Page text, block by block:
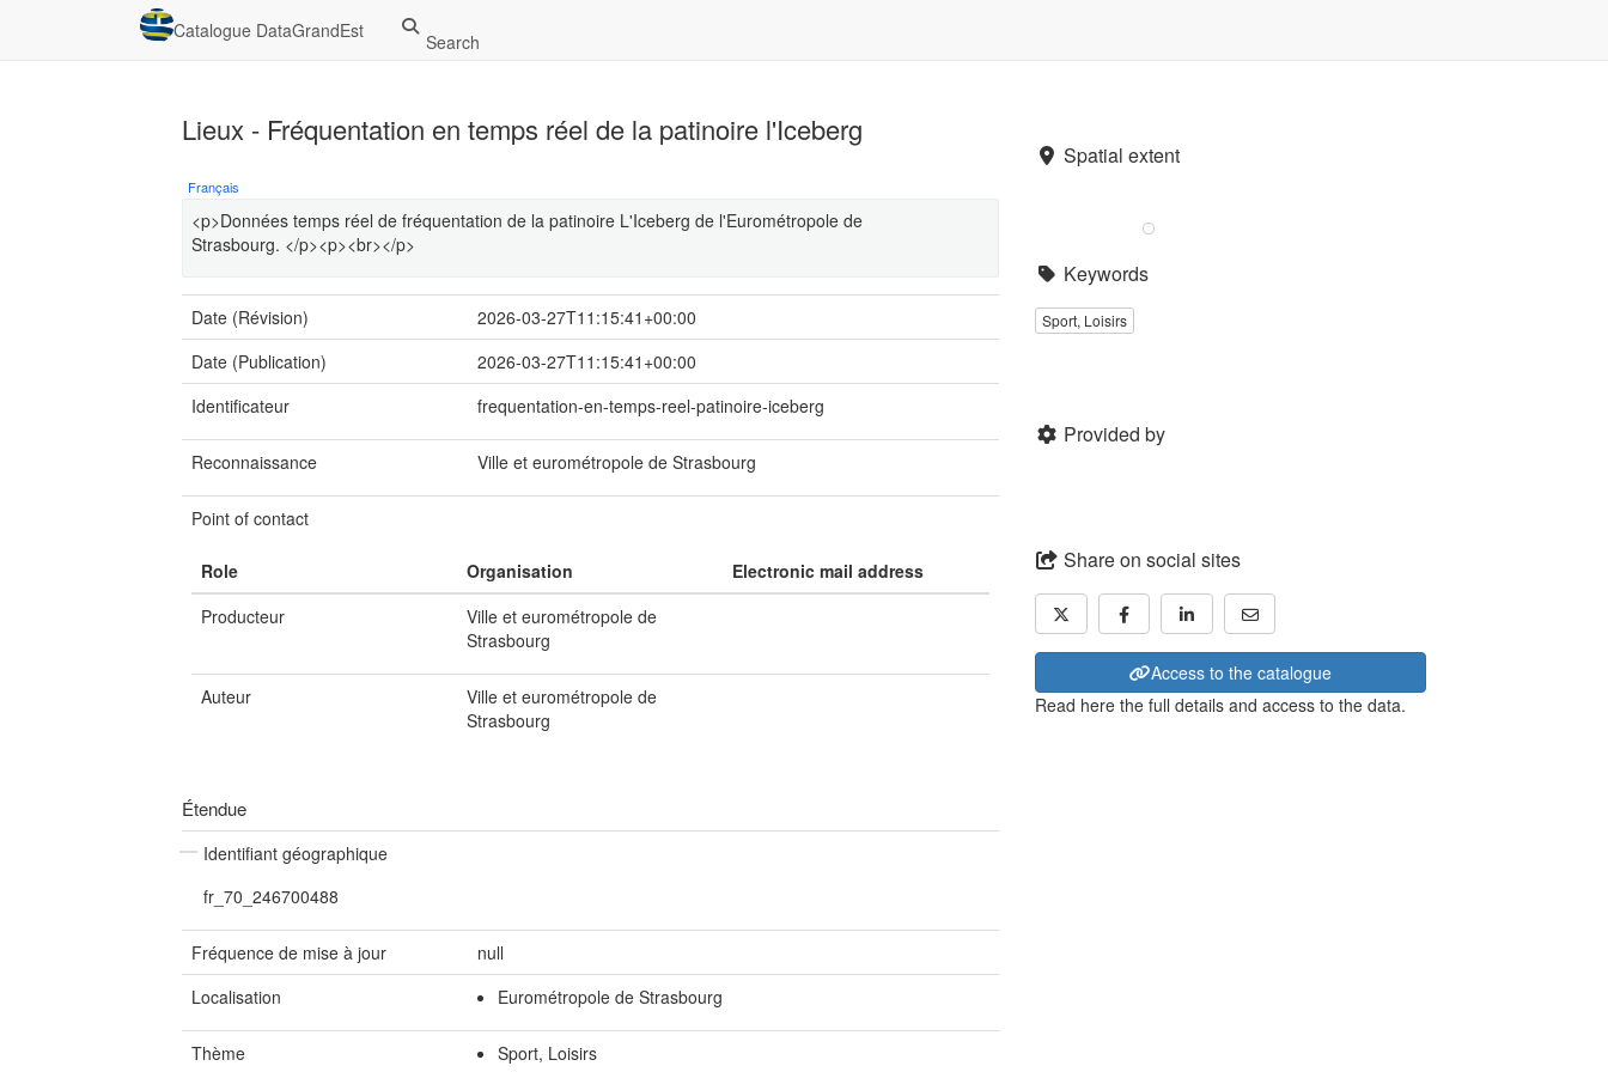
Catalogue DataGrandEst Search
Lieux - Fréquentation en temps réel de la patinoire l'Iceberg
Français
<p>Données temps réel de fréquentation de la patinoire L'Iceberg de l'Eurométropole de
Strasbourg. </p><p><br></p>
Date (Révision)
2026-03-27T11:15:41+00:00
Date (Publication)
2026-03-27T11:15:41+00:00
Identificateur
frequentation-en-temps-reel-patinoire-iceberg
Reconnaissance Ville et eurométropole de Strasbourg
Point of contact
Role Organisation
Electronic mail address
Producteur
Ville et eurométropole de
Strasbourg
Auteur
Ville et eurométropole de
Strasbourg
Étendue
Identifiant géographique
fr_70_246700488
Fréquence de mise à jour
null
Localisation
Eurométropole de Strasbourg
Thème Sport, Loisirs
Spatial extent
Keywords
Sport, Loisirs
Provided by
Share on social sites
Access to the catalogue
Read here the full details and access to the data.